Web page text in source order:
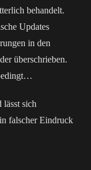
behandelt.
Updates
in den
überschrieben.
sich
falscher Eindruck